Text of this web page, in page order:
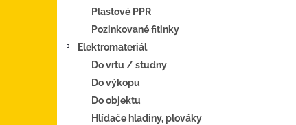
Plastové PPR
Pozinkované fitinky
Elektromateriál
Do vrtu / studny
Do výkopu
Do objektu
Hlídače hladiny, plováky